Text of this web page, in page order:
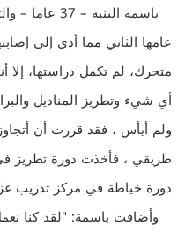
باسمة
عامها الثاني مما أدى إلى
متحرك، لم تكمل دراستها، إلا
أي شيء وتطريز المناديل
ولم أيأس ، فقد قررت أن
طريقي ، فأخذت دورة تطريز
دورة خياطة في مركز تدريب
وأضافت باسمة: "لقد كنا